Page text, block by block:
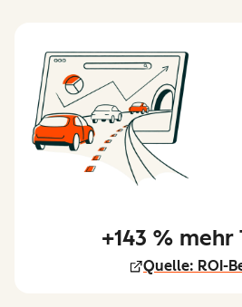
+143 % mehr
Quelle: ROI-